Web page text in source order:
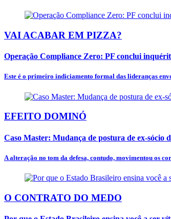
VAI ACABAR EM PIZZA?
Operação Compliance Zero: PF conclui
Este é o primeiro indiciamento formal das lideranças
EFEITO DOMINÓ
Caso Master: Mudança de postura de ex-sócio
A alteração no tom da defesa, contudo, movimentou os
O CONTRATO DO MEDO